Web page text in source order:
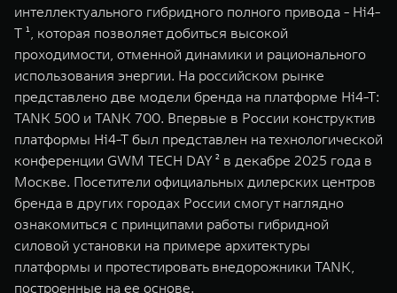
интеллектуального гибридного полного привода - Hi4-
T ¹, которая позволяет добиться высокой
проходимости, отменной динамики и рационального
использования энергии. На российском рынке
представлено две модели бренда на платформе Hi4-T:
TANK 500 и TANK 700. Впервые в России конструктив
платформы Hi4-T был представлен на технологической
конференции GWM TECH DAY ² в декабре 2025 года в
Москве. Посетители официальных дилерских центров
бренда в других городах России смогут наглядно
ознакомиться с принципами работы гибридной
силовой установки на примере архитектуры
платформы и протестировать внедорожники TANK,
построенные на ее основе.